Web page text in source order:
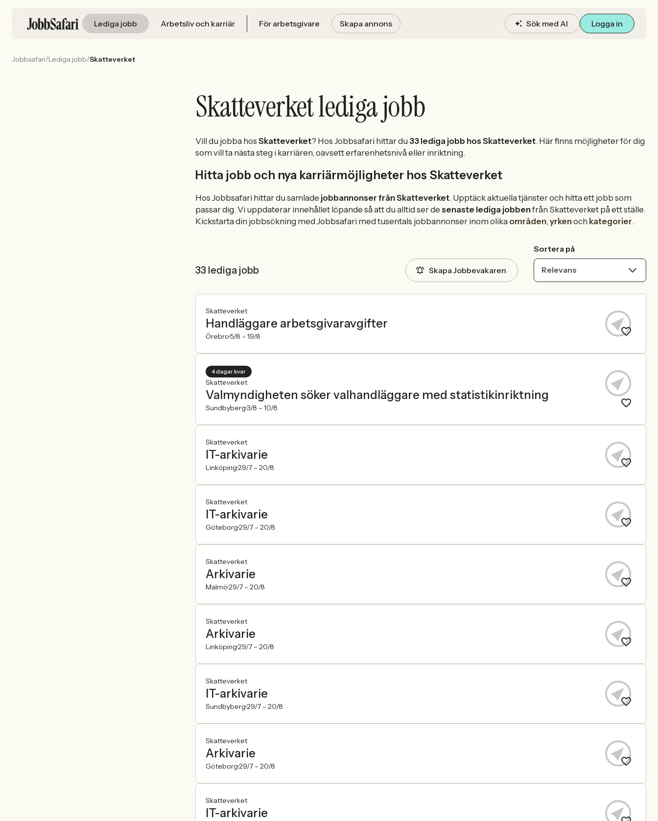
Lediga jobb Arbetsliv och karriär För arbetsgivare Skapa annons Sök med AI Logga in
Jobbsafari/Lediga jobb/Skatteverket
Skatteverket lediga jobb
Vill du jobba hos Skatteverket? Hos Jobbsafari hittar du 33 lediga jobb hos Skatteverket. Här finns möjligheter för dig
som vill ta nästa steg i karriären, oavsett erfarenhetsnivå eller inriktning.
Hitta jobb och nya karriärmöjligheter hos Skatteverket
Hos Jobbsafari hittar du samlade jobbannonser från Skatteverket. Upptäck aktuella tjänster och hitta ett jobb som
passar dig. Vi uppdaterar innehållet löpande så att du alltid ser de senaste lediga jobbenfrån Skatteverket på ett ställe.
Kickstarta din jobbsökning med Jobbsafari med tusentals jobbannonser inom olika områden,yrkenoch kategorier.
33 lediga jobb Skapa Jobbevakaren
Sortera på
Relevans
Skatteverket
Handläggare arbetsgivaravgifter
Örebro5/8 – 19/8
4 dagar kvar
Skatteverket
Valmyndigheten söker valhandläggare med statistikinriktning
Sundbyberg3/8 – 10/8
Skatteverket
IT-arkivarie
Linköping29/7 – 20/8
Skatteverket
IT-arkivarie
Göteborg29/7 – 20/8
Skatteverket
Arkivarie
Malmö29/7 – 20/8
Skatteverket
Arkivarie
Linköping29/7 – 20/8
Skatteverket
IT-arkivarie
Sundbyberg29/7 – 20/8
Skatteverket
Arkivarie
Göteborg29/7 – 20/8
Skatteverket
IT-arkivarie